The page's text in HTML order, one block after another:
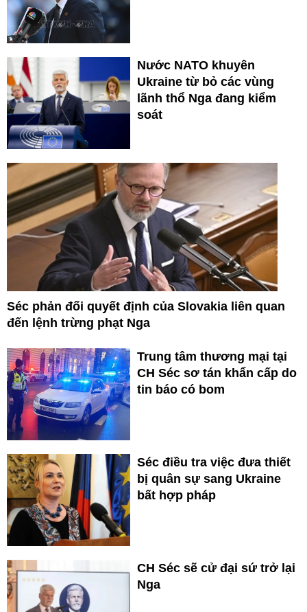
Nước NATO khuyên
Ukraine từ bỏ các vùng
lãnh thổ Nga đang kiểm
soát
Séc phản đối quyết định của Slovakia liên quan
đến lệnh trừng phạt Nga
Trung tâm thương mại tại
CH Séc sơ tán khẩn cấp do
tin báo có bom
Séc điều tra việc đưa thiết
bị quân sự sang Ukraine
bất hợp pháp
CH Séc sẽ cử đại sứ trở lại
Nga